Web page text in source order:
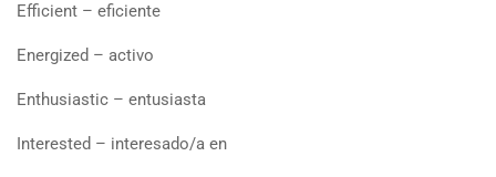
Efficient – eficiente
Energized – activo
Enthusiastic – entusiasta
Interested – interesado/a en